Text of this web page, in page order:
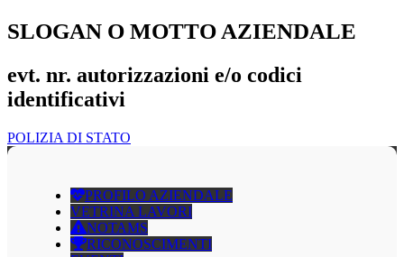
SLOGAN O MOTTO AZIENDALE
evt. nr. autorizzazioni e/o codici
identificativi
POLIZIA DI STATO
PROFILO AZIENDALE
VETRINA LAVORI
NOTAMS
RICONOSCIMENTI